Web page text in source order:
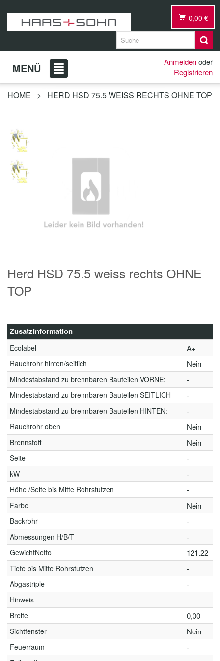
0,00 €
MENÜ Anmeldenoder
Registrieren
HOME > HERD HSD 75.5 WEISS RECHTS OHNE TOP
Herd HSD 75.5 weiss rechts OHNE
TOP
Zusatzinformation
Ecolabel A+
Rauchrohr hinten/seitlich Nein
Mindestabstand zu brennbaren Bauteilen VORNE: -
Mindestabstand zu brennbaren Bauteilen SEITLICH -
Mindestabstand zu brennbaren Bauteilen HINTEN: -
Rauchrohr oben Nein
Brennstoff Nein
Seite -
kW -
Höhe /Seite bis Mitte Rohrstutzen -
Farbe Nein
Backrohr -
Abmessungen H/B/T -
GewichtNetto 121.22
Tiefe bis Mitte Rohrstutzen -
Abgastriple -
Hinweis -
Breite 0,00
Sichtfenster Nein
Feuerraum -